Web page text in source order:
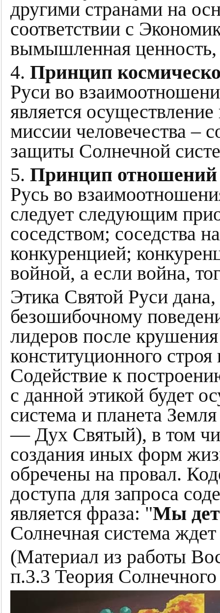
другими странами на
соответствии с
вымышленная ценность,
4. Принцип
Руси во
является
миссии человечества –
защиты Солнечной
5. Принцип
Русь во
следует следующим
соседством; соседства
конкуренцией;
войной, а если война,
Этика Святой Руси дана,
безошибочному
лидеров после
конституционного
Содействие к
с данной этикой будет
система и планета
— Дух Святый), в том
создания иных форм
обречены на провал.
доступа для запроса
является фраза: "Мы
Солнечная система
(Материал из работы
п.3.3 Теория